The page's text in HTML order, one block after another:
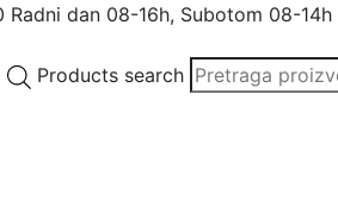
Radni dan 08-16h, Subotom 08-14h
Products search